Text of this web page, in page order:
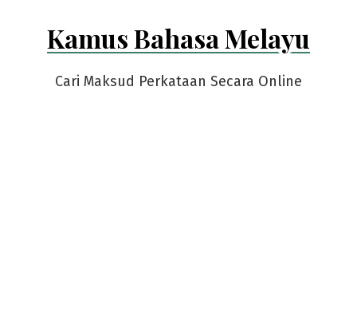
Kamus Bahasa Melayu
Cari Maksud Perkataan Secara Online